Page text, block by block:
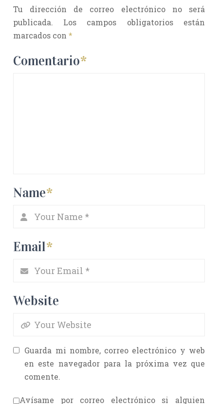
Tu dirección de correo electrónico no será
publicada.
Los campos obligatorios están
marcados con *
Comentario*
Name*
Email*
Website
Guarda mi nombre, correo electrónico y web
en este navegador para la próxima vez que
comente.
Avísame por correo electrónico si alguien